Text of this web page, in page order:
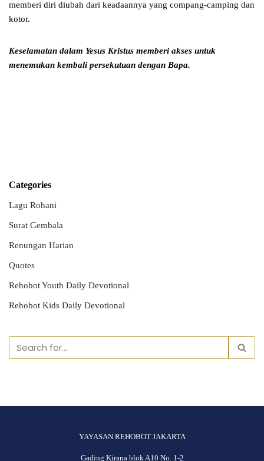
memberi diri diubah dari keadaannya yang compang-camping dan
kotor.
Keselamatan dalam Yesus Kristus memberi akses untuk
menemukan kembali persekutuan dengan Bapa.
Categories
Lagu Rohani
Surat Gembala
Renungan Harian
Quotes
Rehobot Youth Daily Devotional
Rehobot Kids Daily Devotional
YAYASAN REHOBOT JAKARTA
Gading Kirana blok A10 No. 1-2